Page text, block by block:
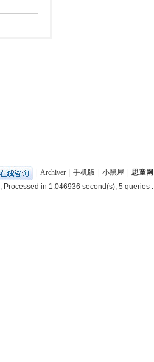
Archiver 手机版 小黑屋
思童网
, Processed in 1.046936 second(s), 5 queries .